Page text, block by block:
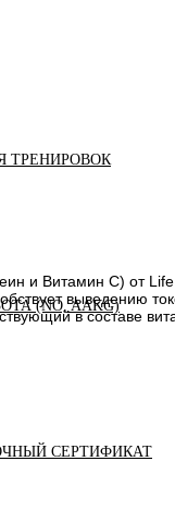
ТРЕНИРОВОК
(NO, AAKG)
СЕРТИФИКАТ
и Витамин C) от
выведению
в составе